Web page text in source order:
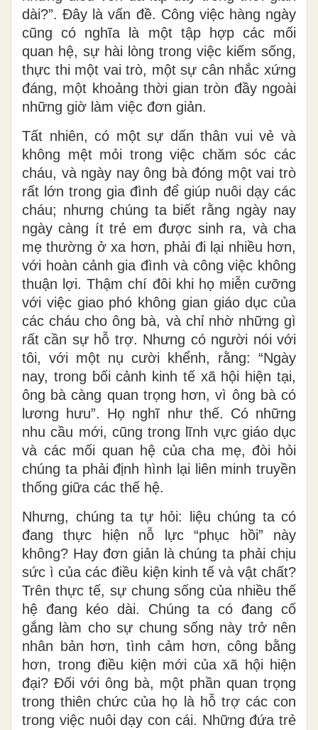
dài?”. Đây là vấn đề. Công việc hàng ngày
cũng có nghĩa là một tập hợp các mối
quan hệ, sự hài lòng trong việc kiếm sống,
thực thi một vai trò, một sự cân nhắc xứng
đáng, một khoảng thời gian tròn đầy ngoài
những giờ làm việc đơn giản.
Tất nhiên, có một sự dấn thân vui vẻ và
không mệt mỏi trong việc chăm sóc các
cháu, và ngày nay ông bà đóng một vai trò
rất lớn trong gia đình để giúp nuôi dạy các
cháu; nhưng chúng ta biết rằng ngày nay
ngày càng ít trẻ em được sinh ra, và cha
mẹ thường ở xa hơn, phải đi lại nhiều hơn,
với hoàn cảnh gia đình và công việc không
thuận lợi. Thậm chí đôi khi họ miễn cưỡng
với việc giao phó không gian giáo dục của
các cháu cho ông bà, và chỉ nhờ những gì
rất cần sự hỗ trợ. Nhưng có người nói với
tôi, với một nụ cười khểnh, rằng: “Ngày
nay, trong bối cảnh kinh tế xã hội hiện tại,
ông bà càng quan trọng hơn, vì ông bà có
lương hưu”. Họ nghĩ như thế. Có những
nhu cầu mới, cũng trong lĩnh vực giáo dục
và các mối quan hệ của cha mẹ, đòi hỏi
chúng ta phải định hình lại liên minh truyền
thống giữa các thế hệ.
Nhưng, chúng ta tự hỏi: liệu chúng ta có
đang thực hiện nỗ lực “phục hồi” này
không? Hay đơn giản là chúng ta phải chịu
sức ì của các điều kiện kinh tế và vật chất?
Trên thực tế, sự chung sống của nhiều thế
hệ đang kéo dài. Chúng ta có đang cố
gắng làm cho sự chung sống này trở nên
nhân bản hơn, tình cảm hơn, công bằng
hơn, trong điều kiện mới của xã hội hiện
đại? Đối với ông bà, một phần quan trọng
trong thiên chức của họ là hỗ trợ các con
trong việc nuôi dạy con cái. Những đứa trẻ